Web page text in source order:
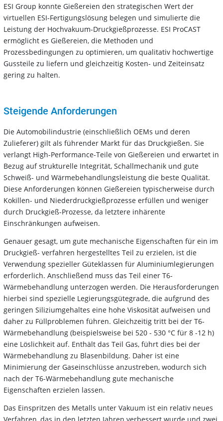
ESI Group konnte Gießereien den strategischen Wert der
virtuellen ESI-Fertigungslösung belegen und simulierte die
Leistung der Hochvakuum-Druckgießprozesse. ESI ProCAST
ermöglicht es Gießereien, die Methoden und
Prozessbedingungen zu optimieren, um qualitativ hochwertige
Gussteile zu liefern und gleichzeitig Kosten- und Zeiteinsatz
gering zu halten.
Steigende Anforderungen
Die Automobilindustrie (einschließlich OEMs und deren
Zulieferer) gilt als führender Markt für das Druckgießen. Sie
verlangt High-Performance-Teile von Gießereien und erwartet in
Bezug auf strukturelle Integrität, Schallmechanik und gute
Schweiß- und Wärmebehandlungsleistung die beste Qualität.
Diese Anforderungen können Gießereien typischerweise durch
Kokillen- und Niederdruckgießprozesse erfüllen und weniger
durch Druckgieß-Prozesse, da letztere inhärente
Einschränkungen aufweisen.
Genauer gesagt, um gute mechanische Eigenschaften für ein im
Druckgieß- verfahren hergestelltes Teil zu erzielen, ist die
Verwendung spezieller Güteklassen für Aluminiumlegierungen
erforderlich. Anschließend muss das Teil einer T6-
Wärmebehandlung unterzogen werden. Die Herausforderungen
hierbei sind spezielle Legierungsgütegrade, die aufgrund des
geringen Siliziumgehaltes eine hohe Viskosität aufweisen und
daher zu Füllproblemen führen. Gleichzeitig tritt bei der T6-
Wärmebehandlung (beispielsweise bei 520 - 530 °C für 8 -12 h)
eine Löslichkeit auf. Enthält das Teil Gas, führt dies bei der
Wärmebehandlung zu Blasenbildung. Daher ist eine
Minimierung der Gaseinschlüsse anzustreben, wodurch sich
nach der T6-Wärmebehandlung gute mechanische
Eigenschaften erzielen lassen.
Das Einspritzen des Metalls unter Vakuum ist ein relativ neues